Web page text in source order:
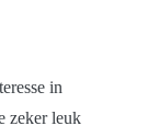
in
zeker leuk